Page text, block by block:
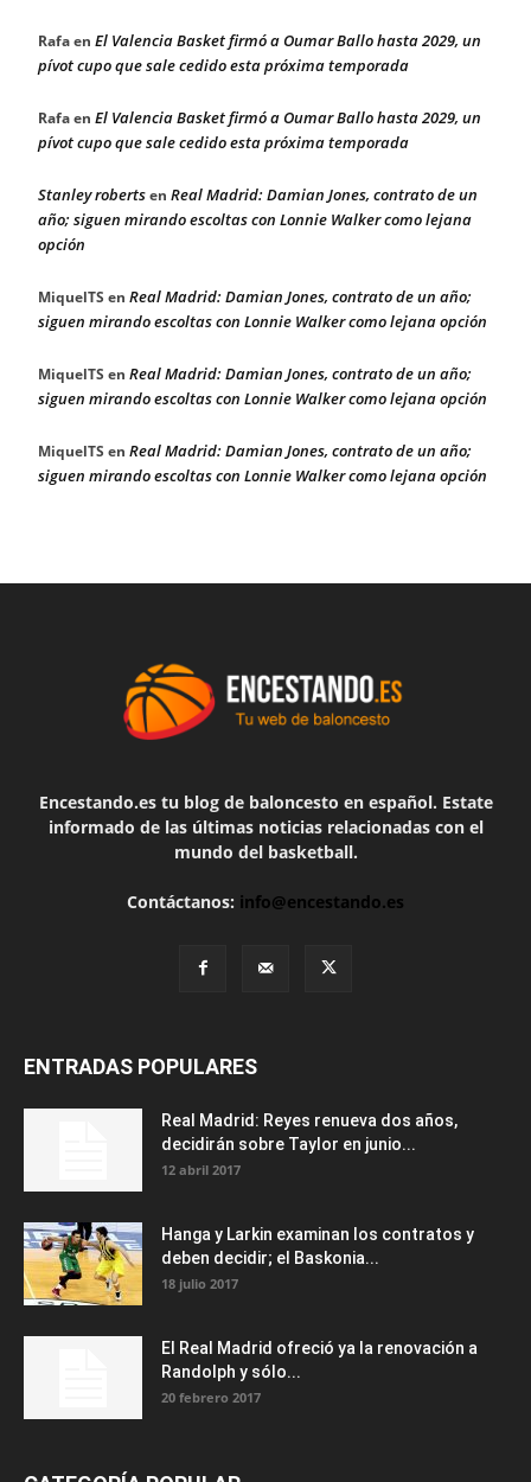
Rafaen El Valencia Basket firmó a Oumar Ballo hasta 2029, un
pívot cupo que sale cedido esta próxima temporada
Rafaen El Valencia Basket firmó a Oumar Ballo hasta 2029, un
pívot cupo que sale cedido esta próxima temporada
Stanley robertsen Real Madrid: Damian Jones, contrato de un
año; siguen mirando escoltas con Lonnie Walker como lejana
opción
MiquelTS en Real Madrid: Damian Jones, contrato de un año;
siguen mirando escoltas con Lonnie Walker como lejana opción
MiquelTS en Real Madrid: Damian Jones, contrato de un año;
siguen mirando escoltas con Lonnie Walker como lejana opción
MiquelTS en Real Madrid: Damian Jones, contrato de un año;
siguen mirando escoltas con Lonnie Walker como lejana opción
Encestando.es tu blog de baloncesto en español. Estate
informado de las últimas noticias relacionadas con el
mundo del basketball.
Contáctanos: info@encestando.es
ENTRADAS POPULARES
Real Madrid: Reyes renueva dos años,
decidirán sobre Taylor en junio...
12 abril 2017
Hanga y Larkin examinan los contratos y
deben decidir; el Baskonia...
18 julio 2017
El Real Madrid ofreció ya la renovación a
Randolph y sólo...
20 febrero 2017